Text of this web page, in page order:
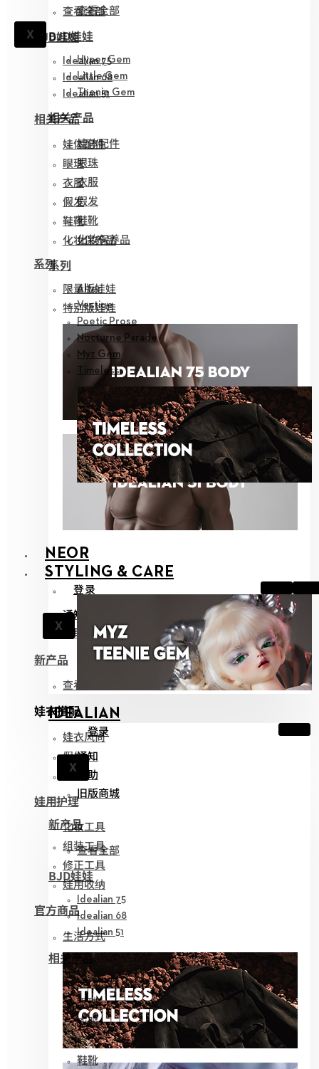
X
查看全部
BJD娃娃
Idealian 75
Idealian 68
Idealian 51
相关产品
娃体配件
眼珠
衣服
假发
鞋靴
化妆保养品
系列
限量版娃娃
特别版娃娃
NEOR
STYLING & CARE
登录
X
通知
帮助
新产品
查看全部
娃衣搭配
娃衣风尚
假发
眼珠
娃用护理
化妆工具
组装工具
修正工具
娃用收纳
官方商品
生活方式
查看全部
BJD娃娃
Hyper Gem
Little Gem
Teenie Gem
相关产品
娃体配件
眼珠
衣服
假发
鞋靴
化妆保养品
系列
Alter
Vestige
Poetic Prose
Nocturne Parade
Myz Gem
Timeless
IDEALIAN
登录
X
通知
帮助
旧版商城
新产品
查看全部
BJD娃娃
Idealian 75
Idealian 68
Idealian 51
相关产品
娃体配件
眼珠
衣服
假发
鞋靴